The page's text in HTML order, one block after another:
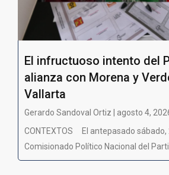
El infructuoso intento del
alianza con Morena y
Vallarta
Gerardo Sandoval Ortiz | agosto 4,
CONTEXTOS El antepasado sábado,
Comisionado Político Nacional del